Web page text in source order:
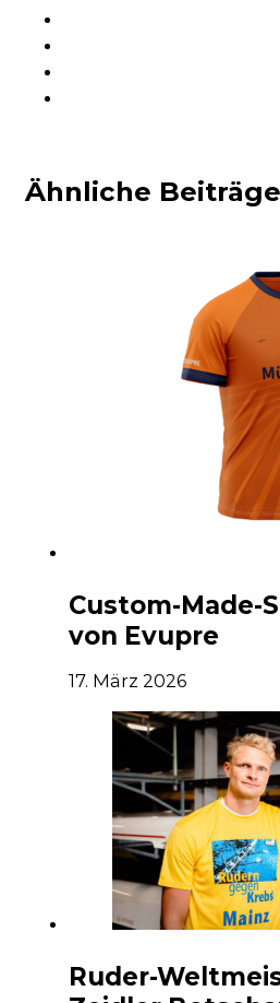
Ähnliche Beiträge
Custom-Made-
von Evupre
17. März 2026
Ruder-